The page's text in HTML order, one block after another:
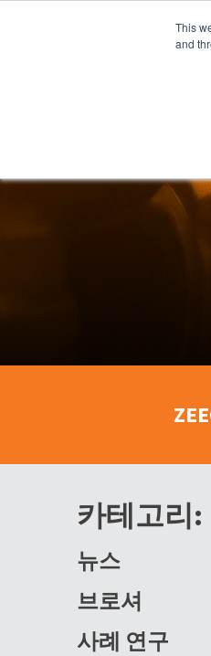
This
and
카테고리:
뉴스
브로셔
사례 연구